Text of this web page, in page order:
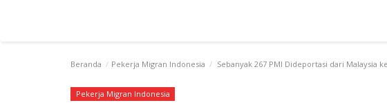
Beranda Pekerja Migran Indonesia Sebanyak 267 PMI Dideportasi dari Malaysia
Pekerja Migran Indonesia